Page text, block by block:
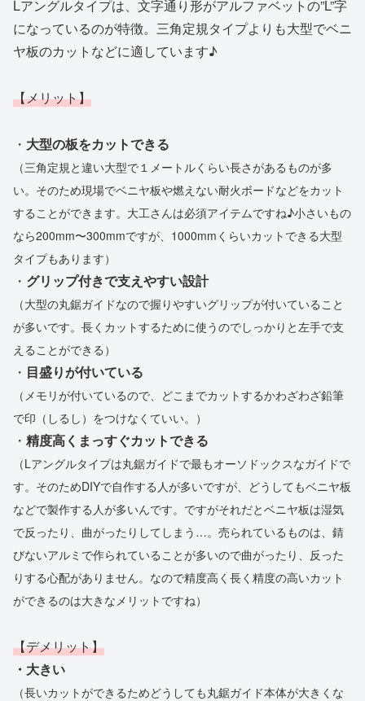
Lアングルタイプは、文字通り形がアルファベットの”L”字
になっているのが特徴。三角定規タイプよりも大型でベニ
ヤ板のカットなどに適しています♪
【メリット】
・ 大型の板をカットできる
（三角定規と違い大型で１メートルくらい長さがあるものが多
い。そのため現場でベニヤ板や燃えない耐火ボードなどをカット
することができます。大工さんは必須アイテムですね♪小さいもの
なら200mm〜300mmですが、1000mmくらいカットできる大型
タイプもあります）
・ グリップ付きで支えやすい設計
（大型の丸鋸ガイドなので握りやすいグリップが付いていること
が多いです。長くカットするために使うのでしっかりと左手で支
えることができる）
・ 目盛りが付いている
（メモリが付いているので、どこまでカットするかわざわざ鉛筆
で印（しるし）をつけなくていい。）
・ 精度高くまっすぐカットできる
（Lアングルタイプは丸鋸ガイドで最もオーソドックスなガイドで
す。そのためDIYで自作する人が多いですが、どうしてもベニヤ板
などで製作する人が多いんです。ですがそれだとベニヤ板は湿気
で反ったり、曲がったりしてしまう…。売られているものは、錆
びないアルミで作られていることが多いので曲がったり、反った
りする心配がありません。なので精度高く長く精度の高いカット
ができるのは大きなメリットですね）
【デメリット】
・大きい
（長いカットができるためどうしても丸鋸ガイド本体が大きくな